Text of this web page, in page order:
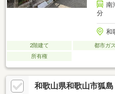
南
分
和
2階建て 都市ガス
所有権
和歌山県和歌山市狐